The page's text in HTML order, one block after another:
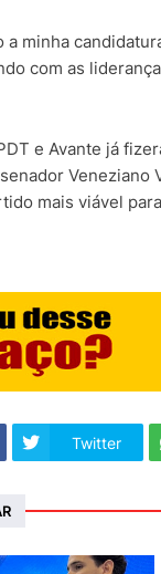
a minha
com as
e Avante já
mais viável
Twitter